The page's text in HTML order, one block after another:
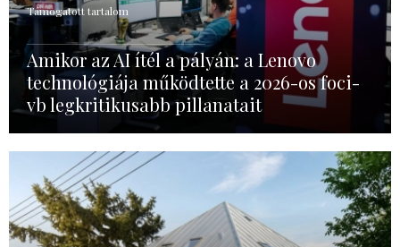
Támogatott tartalom
Amikor az AI ítél a pályán: a Lenovo
technológiája működtette a 2026-os foci-
vb legkritikusabb pillanatait